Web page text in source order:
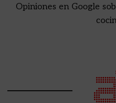
Opiniones en Google